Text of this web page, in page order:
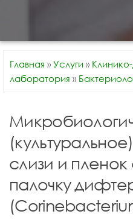
Главная » Услуги »
лаборатория »
слизи и
палочку